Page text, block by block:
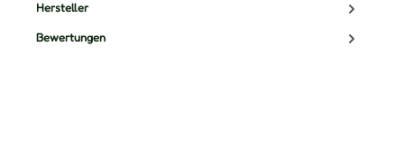
Hersteller
Bewertungen